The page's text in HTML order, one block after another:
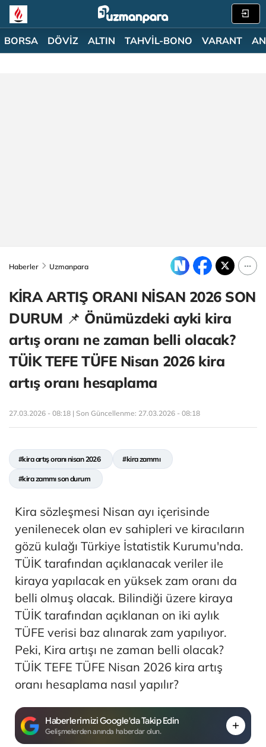
BORSA DÖVİZ ALTIN TAHVİL-BONO VARANT
Haberler Uzmanpara
KİRA ARTIŞ ORANI NİSAN 2026 SON
DURUM 📌 Önümüzdeki ayki kira
artış oranı ne zaman belli olacak?
TÜİK TEFE TÜFE Nisan 2026 kira
artış oranı hesaplama
27.03.2026 - 08:18 | Son Güncellenme: 27.03.2026 - 08:18
#kira artış oranı nisan 2026 #kira zammı
#kira zammı son durum
Kira sözleşmesi Nisan ayı içerisinde
yenilenecek olan ev sahipleri ve kiracıların
gözü kulağı Türkiye İstatistik Kurumu'nda.
TÜİK tarafından açıklanacak veriler ile
kiraya yapılacak en yüksek zam oranı da
belli olmuş olacak. Bilindiği üzere kiraya
TÜİK tarafından açıklanan on iki aylık
TÜFE verisi baz alınarak zam yapılıyor.
Peki, Kira artışı ne zaman belli olacak?
TÜİK TEFE TÜFE Nisan 2026 kira artış
oranı hesaplama nasıl yapılır?
Haberlerimizi Google'da Takip Edin
Gelişmelerden anında haberdar olun.